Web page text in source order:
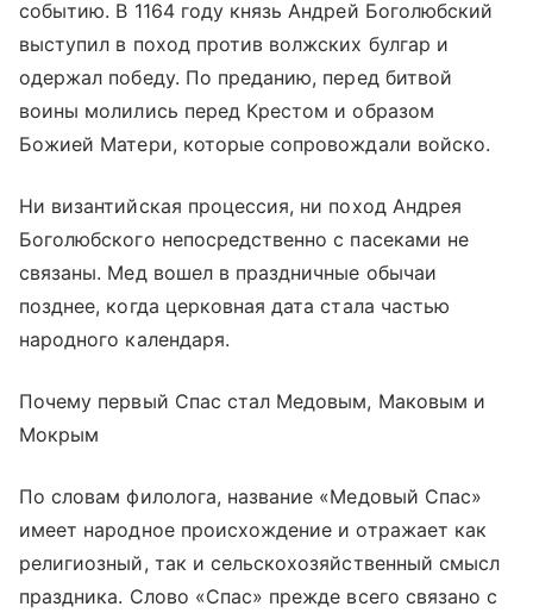
событию. В 1164 году князь Андрей Боголюбский
выступил в поход против волжских булгар и
одержал победу. По преданию, перед битвой
воины молились перед Крестом и образом
Божией Матери, которые сопровождали войско.
Ни византийская процессия, ни поход Андрея
Боголюбского непосредственно с пасеками не
связаны. Мед вошел в праздничные обычаи
позднее, когда церковная дата стала частью
народного календаря.
Почему первый Спас стал Медовым, Маковым и
Мокрым
По словам филолога, название «Медовый Спас»
имеет народное происхождение и отражает как
религиозный, так и сельскохозяйственный смысл
праздника. Слово «Спас» прежде всего связано с